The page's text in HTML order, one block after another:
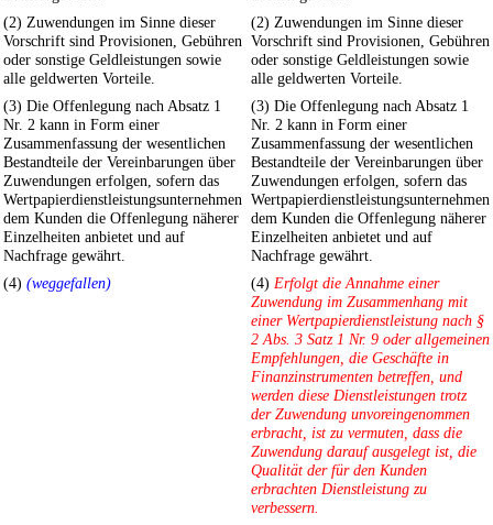
(2) Zuwendungen im Sinne dieser
Vorschrift sind Provisionen, Gebühren
oder sonstige Geldleistungen sowie
alle geldwerten Vorteile.
(2) Zuwendungen im Sinne dieser
Vorschrift sind Provisionen, Gebühren
oder sonstige Geldleistungen sowie
alle geldwerten Vorteile.
(3) Die Offenlegung nach Absatz 1
Nr. 2 kann in Form einer
Zusammenfassung der wesentlichen
Bestandteile der Vereinbarungen über
Zuwendungen erfolgen, sofern das
Wertpapierdienstleistungsunternehmen
dem Kunden die Offenlegung näherer
Einzelheiten anbietet und auf
Nachfrage gewährt.
(3) Die Offenlegung nach Absatz 1
Nr. 2 kann in Form einer
Zusammenfassung der wesentlichen
Bestandteile der Vereinbarungen über
Zuwendungen erfolgen, sofern das
Wertpapierdienstleistungsunternehmen
dem Kunden die Offenlegung näherer
Einzelheiten anbietet und auf
Nachfrage gewährt.
(4) (weggefallen) (4) Erfolgt die Annahme einer
Zuwendung im Zusammenhang mit
einer Wertpapierdienstleistung nach §
2 Abs. 3 Satz 1 Nr. 9 oder allgemeinen
Empfehlungen, die Geschäfte in
Finanzinstrumenten betreffen, und
werden diese Dienstleistungen trotz
der Zuwendung unvoreingenommen
erbracht, ist zu vermuten, dass die
Zuwendung darauf ausgelegt ist, die
Qualität der für den Kunden
erbrachten Dienstleistung zu
verbessern.